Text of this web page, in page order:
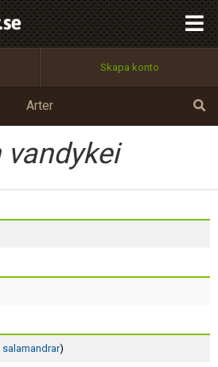
Skapa konto
Arter
)
Utför
100%
OK
Skapa konto
Tillbaka till förstasidan